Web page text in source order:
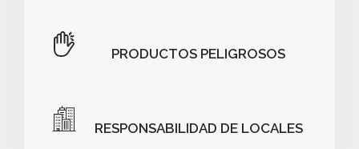
PRODUCTOS PELIGROSOS
RESPONSABILIDAD DE LOCALES